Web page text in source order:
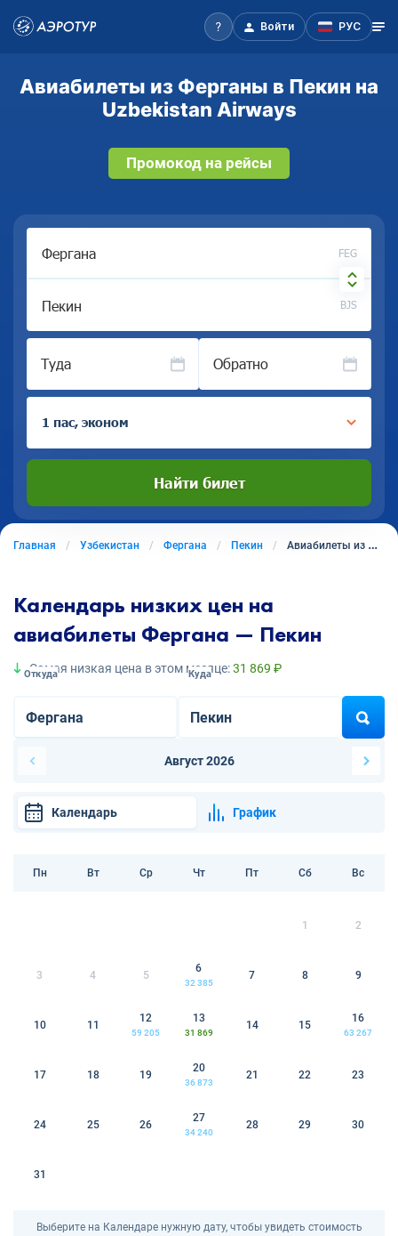
Войти РУС
Авиабилеты из Ферганы в Пекин на
Uzbekistan Airways
Промокод на рейсы
FEG
BJS
Туда Обратно
1 пас, эконом
Найти билет
Главная Узбекистан Фергана Пекин Авиабилеты из Ферганы в Пекин
Календарь низких цен на
авиабилеты Фергана — Пекин
Самая низкая цена в этом месяце:31 869 ₽
Откуда Куда
Август 2026
Календарь График
Пн Вт Ср Чт Пт Сб Вс
1 2
3 4 5
6
32 385
7 8 9
10 11
12
59 205
13
31 869
14 15
16
63 267
17 18 19
20
36 873
21 22 23
24 25 26
27
34 240
28 29 30
31
Выберите на Календаре нужную дату, чтобы увидеть стоимость